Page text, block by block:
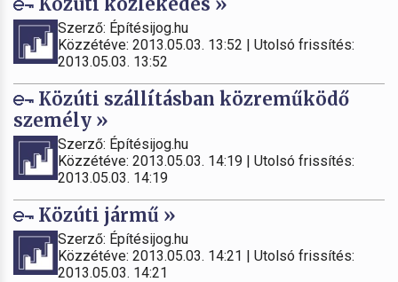
Szerző: Építésijog.hu
Közzétéve: 2013.05.03. 13:52 | Utolsó frissítés:
2013.05.03. 13:52
Közúti szállításban közreműködő
személy »
Szerző: Építésijog.hu
Közzétéve: 2013.05.03. 14:19 | Utolsó frissítés:
2013.05.03. 14:19
Közúti jármű »
Szerző: Építésijog.hu
Közzétéve: 2013.05.03. 14:21 | Utolsó frissítés:
2013.05.03. 14:21